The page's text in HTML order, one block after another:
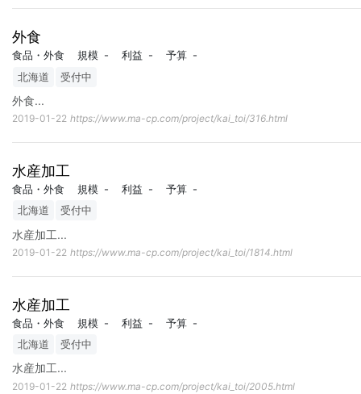
外食
食品・外食 規模 - 利益 - 予算 -
北海道
受付中
外食...
2019-01-22 https://www.ma-cp.com/project/kai_toi/316.html
水産加工
食品・外食 規模 - 利益 - 予算 -
北海道
受付中
水産加工...
2019-01-22 https://www.ma-cp.com/project/kai_toi/1814.html
水産加工
食品・外食 規模 - 利益 - 予算 -
北海道
受付中
水産加工...
2019-01-22 https://www.ma-cp.com/project/kai_toi/2005.html